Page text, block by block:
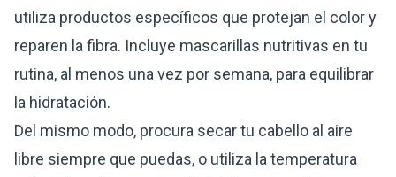
utiliza productos específicos que protejan el color y
reparen la fibra. Incluye mascarillas nutritivas en tu
rutina, al menos una vez por semana, para equilibrar
la hidratación.
Del mismo modo, procura secar tu cabello al aire
libre siempre que puedas, o utiliza la temperatura